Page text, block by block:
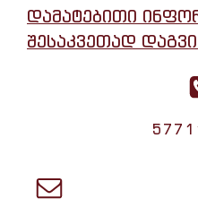
დამატებითი
შესაკვეთად